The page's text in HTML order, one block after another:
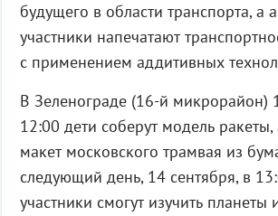
будущего в области транспорта, а
участники напечатают
с применением аддитивных
В Зеленограде (16-й микрорайон)
12:00 дети соберут модель
макет московского трамвая из
следующий день, 14 сентября, в
участники смогут изучить планеты